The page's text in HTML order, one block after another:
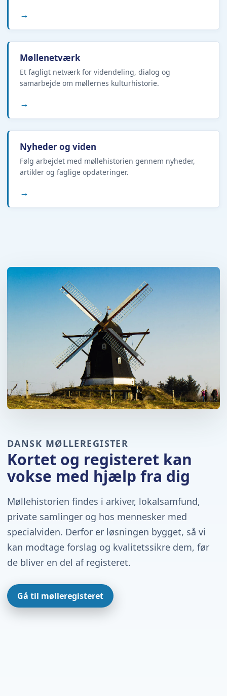
→
Møllenetværk
Et fagligt netværk for videndeling, dialog og
samarbejde om møllernes kulturhistorie.
→
Nyheder og viden
Følg arbejdet med møllehistorien gennem nyheder,
artikler og faglige opdateringer.
→
DANSK MØLLEREGISTER
Kortet og registeret kan
vokse med hjælp fra dig
Møllehistorien findes i arkiver, lokalsamfund,
private samlinger og hos mennesker med
specialviden. Derfor er løsningen bygget, så vi
kan modtage forslag og kvalitetssikre dem, før
de bliver en del af registeret.
Gå til mølleregisteret